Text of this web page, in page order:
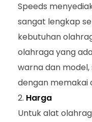
Speeds
sangat lengkap
kebutuhan
olahraga yang
warna dan
dengan memakai
Harga
Untuk alat